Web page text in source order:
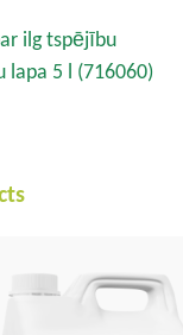
ilg tspējību
lapa 5 l (716060)